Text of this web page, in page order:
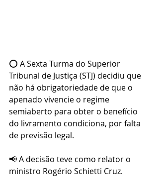
⭕ A Sexta Turma do Superior
Tribunal de Justiça (STJ) decidiu que
não há obrigatoriedade de que o
apenado vivencie o regime
semiaberto para obter o benefício
do livramento condiciona, por falta
de previsão legal.
📢 A decisão teve como relator o
ministro Rogério Schietti Cruz.